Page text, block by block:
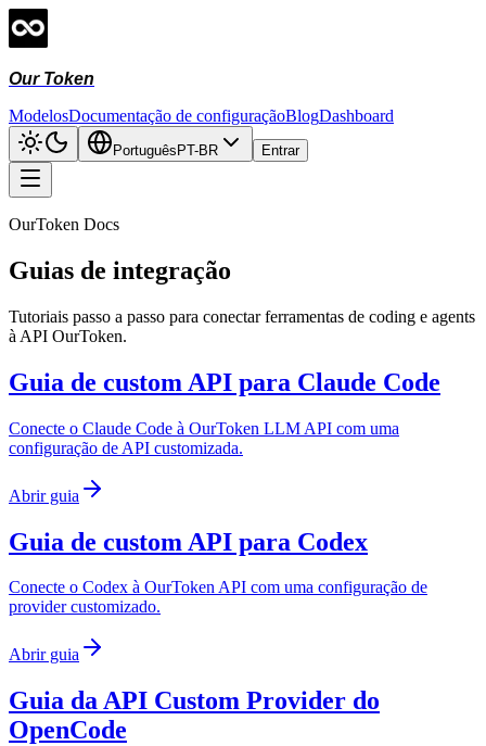
Our Token
ModelosDocumentação de configuraçãoBlogDashboard
Português PT-BR Entrar
OurToken Docs
Guias de integração
Tutoriais passo a passo para conectar ferramentas de coding e agents
à API OurToken.
Guia de custom API para Claude Code
Conecte o Claude Code à OurToken LLM API com uma
configuração de API customizada.
Abrir guia
Guia de custom API para Codex
Conecte o Codex à OurToken API com uma configuração de
provider customizado.
Abrir guia
Guia da API Custom Provider do
OpenCode